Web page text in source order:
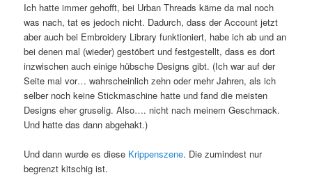
Ich hatte immer gehofft, bei Urban Threads käme da mal noch
was nach, tat es jedoch nicht. Dadurch, dass der Account jetzt
aber auch bei Embroidery Library funktioniert, habe ich ab und an
bei denen mal (wieder) gestöbert und festgestellt, dass es dort
inzwischen auch einige hübsche Designs gibt. (Ich war auf der
Seite mal vor… wahrscheinlich zehn oder mehr Jahren, als ich
selber noch keine Stickmaschine hatte und fand die meisten
Designs eher gruselig. Also…. nicht nach meinem Geschmack.
Und hatte das dann abgehakt.)
Und dann wurde es diese Krippenszene. Die zumindest nur
begrenzt kitschig ist.